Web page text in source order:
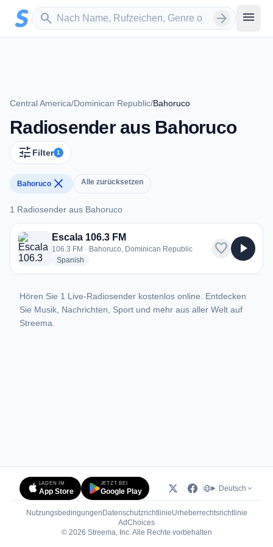
Zum Hauptinhalt springen
search
Sender suchen arrow_forward menu
Central America/Dominican Republic/Bahoruco
Radiosender aus Bahoruco
tune Filter 1
Bahoruco close Alle zurücksetzen
1 Radiosender aus Bahoruco
1 Radiosender aus Bahoruco
Escala 106.3 FM
106.3 FM · Bahoruco, Dominican Republic
Spanish
favorite play_arrow
Hören Sie 1 Live-Radiosender kostenlos online. Entdecken
Sie Musik, Nachrichten, Sport und mehr aus aller Welt auf
Streema.
LADEN IM
App Store
JETZT BEI
Google Play Deutsch
Nutzungsbedingungen DatenschutzrichtlinieUrheberrechtsrichtlinie
AdChoices(öffnet in neuem Tab)
© 2026 Streema, Inc. Alle Rechte vorbehalten